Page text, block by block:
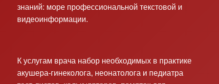
знаний: море профессиональной текстовой и
видеоинформации.
К услугам врача набор необходимых в практике
акушера-гинеколога, неонатолога и педиатра